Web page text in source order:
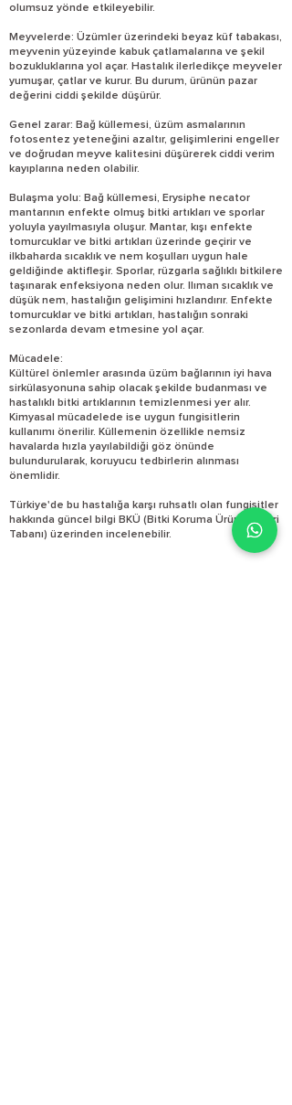
olumsuz yönde etkileyebilir.
Meyvelerde: Üzümler üzerindeki beyaz küf tabakası,
meyvenin yüzeyinde kabuk çatlamalarına ve şekil
bozukluklarına yol açar. Hastalık ilerledikçe meyveler
yumuşar, çatlar ve kurur. Bu durum, ürünün pazar
değerini ciddi şekilde düşürür.
Genel zarar: Bağ küllemesi, üzüm asmalarının
fotosentez yeteneğini azaltır, gelişimlerini engeller
ve doğrudan meyve kalitesini düşürerek ciddi verim
kayıplarına neden olabilir.
Bulaşma yolu: Bağ küllemesi, Erysiphe necator
mantarının enfekte olmuş bitki artıkları ve sporlar
yoluyla yayılmasıyla oluşur. Mantar, kışı enfekte
tomurcuklar ve bitki artıkları üzerinde geçirir ve
ilkbaharda sıcaklık ve nem koşulları uygun hale
geldiğinde aktifleşir. Sporlar, rüzgarla sağlıklı bitkilere
taşınarak enfeksiyona neden olur. Ilıman sıcaklık ve
düşük nem, hastalığın gelişimini hızlandırır. Enfekte
tomurcuklar ve bitki artıkları, hastalığın sonraki
sezonlarda devam etmesine yol açar.
Mücadele:
Kültürel önlemler arasında üzüm bağlarının iyi hava
sirkülasyonuna sahip olacak şekilde budanması ve
hastalıklı bitki artıklarının temizlenmesi yer alır.
Kimyasal mücadelede ise uygun fungisitlerin
kullanımı önerilir. Küllemenin özellikle nemsiz
havalarda hızla yayılabildiği göz önünde
bulundurularak, koruyucu tedbirlerin alınması
önemlidir.
Türkiye'de bu hastalığa karşı ruhsatlı olan fungisitler
hakkında güncel bilgi BKÜ (Bitki Koruma Ürünleri Veri
Tabanı) üzerinden incelenebilir.